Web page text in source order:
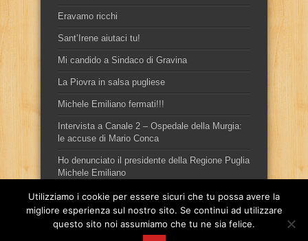
Eravamo ricchi
Sant’Irene aiutaci tu!
Mi candido a Sindaco di Gravina
La Piovra in salsa pugliese
Michele Emiliano fermati!!!
Intervista a Canale 2 – Ospedale della Murgia:
le accuse di Mario Conca
Ho denunciato il presidente della Regione Puglia
Michele Emiliano
Utilizziamo i cookie per essere sicuri che tu possa avere la
migliore esperienza sul nostro sito. Se continui ad utilizzare
questo sito noi assumiamo che tu ne sia felice.